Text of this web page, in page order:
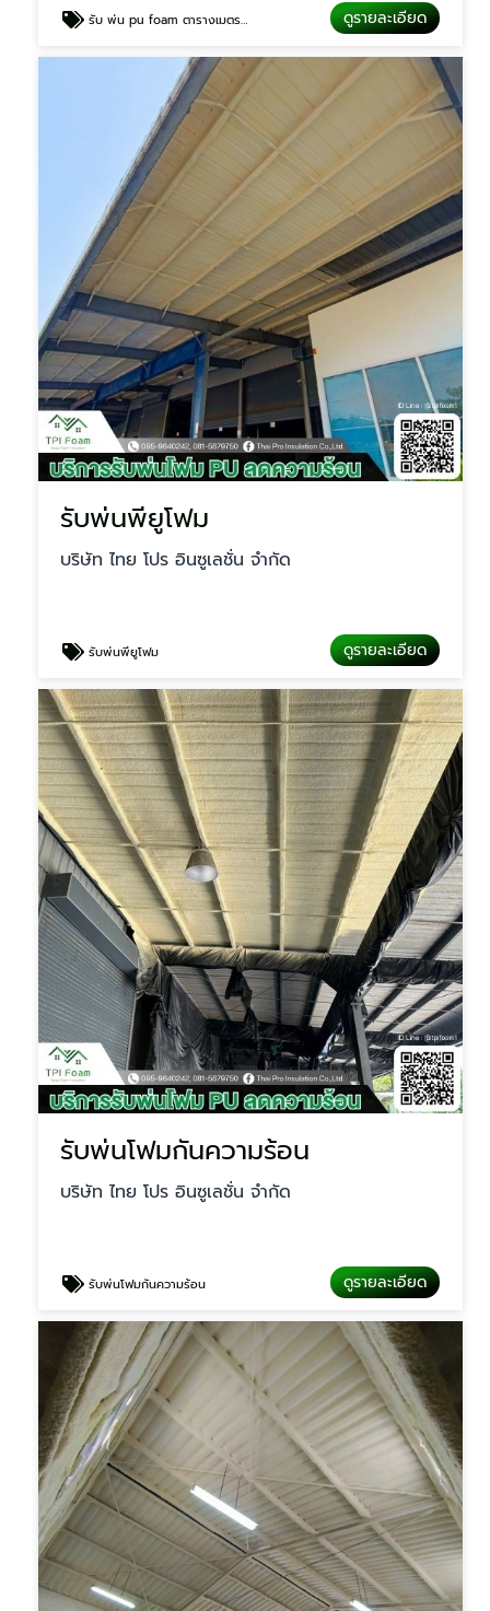
รับ พ่น pu foam ตารางเมตรละ ดูรายละเอียด
รับพ่นพียูโฟม
บริษัท ไทย โปร อินซูเลชั่น จำกัด
รับพ่นพียูโฟม ดูรายละเอียด
รับพ่นโฟมกันความร้อน
บริษัท ไทย โปร อินซูเลชั่น จำกัด
รับพ่นโฟมกันความร้อน ดูรายละเอียด